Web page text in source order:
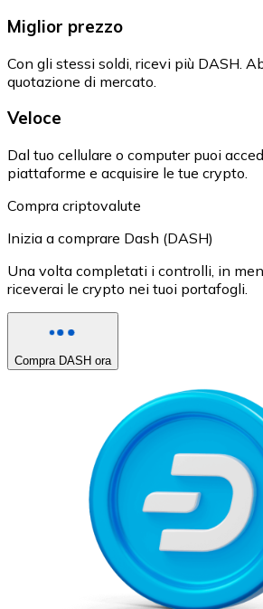
Miglior prezzo
Con gli stessi soldi, ricevi più DASH.
quotazione di mercato.
Veloce
Dal tuo cellulare o computer puoi
piattaforme e acquisire le tue crypto.
Compra criptovalute
Inizia a comprare Dash (DASH)
Una volta completati i controlli, in
riceverai le crypto nei tuoi portafogli.
Compra DASH ora